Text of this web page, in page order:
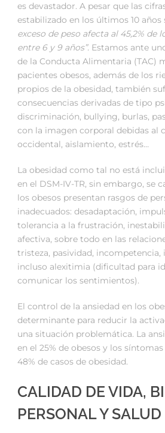
es devastador. A pesar que las
estabilizado en los últimos 10 años
exceso de peso afecta al 45,2% de
entre 6 y 9 años”. Estamos ante
de la Conducta Alimentaria (TAC)
pacientes obesos, además de los
propios de la obesidad, también
consecuencias derivadas de tipo
discriminación, bullying, burlas,
con la imagen corporal debidas al
occidental, aislamiento, estrés…
La obesidad como tal no está
en el DSM-IV-TR, sin embargo, se
los obesos presentan rasgos de
inadecuados: desadaptación,
tolerancia a la frustración,
afectiva, sobre todo en las
tristeza, pasividad, incompetencia,
incluso alexitimia (dificultad para
comunicar los sentimientos).
El control de la ansiedad en los
determinante para reducir la
una situación problemática. La
en el 25% de obesos y los
48% de casos de obesidad.
CALIDAD DE VIDA,
PERSONAL Y SALUD